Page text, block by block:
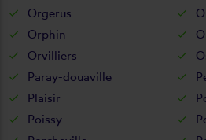
Orgerus
Orphin
Orvilliers
Paray-douaville
Plaisir
Poissy